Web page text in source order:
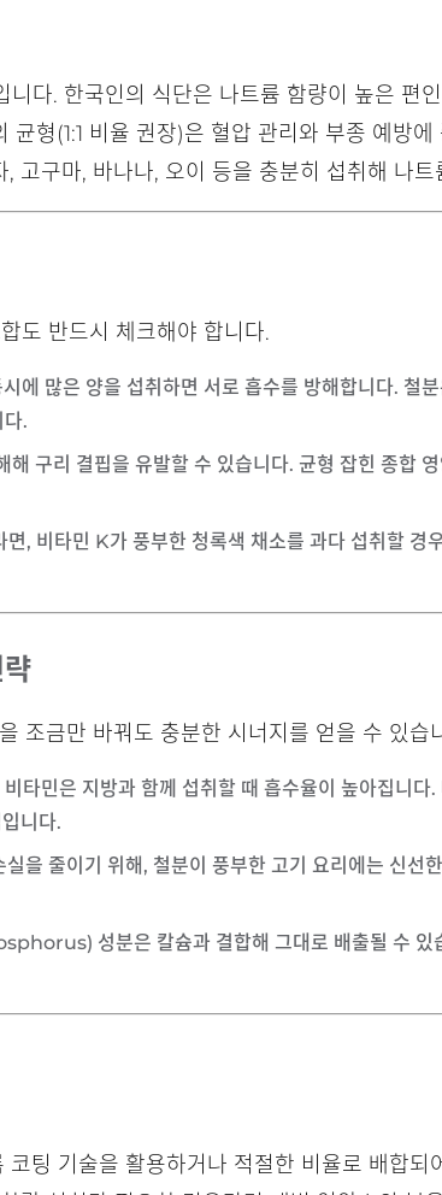
다. 한국인의 식단은 나트륨 함량이 높은 편
형(1:1 비율 권장)은 혈압 관리와 부종 예방
고구마, 바나나, 오이 등을 충분히 섭취해 나
도 반드시 체크해야 합니다.
에 많은 양을 섭취하면 서로 흡수를 방해합니다. 철
.
해 구리 결핍을 유발할 수 있습니다. 균형 잡힌 종합
, 비타민 K가 풍부한 청록색 채소를 과다 섭취할 경
조금만 바꿔도 충분한 시너지를 얻을 수 있습
타민은 지방과 함께 섭취할 때 흡수율이 높아집니다
니다.
을 줄이기 위해, 철분이 풍부한 고기 요리에는 신선
성분은 칼슘과 결합해 그대로 배출될 수 있
팅 기술을 활용하거나 적절한 비율로 배합되